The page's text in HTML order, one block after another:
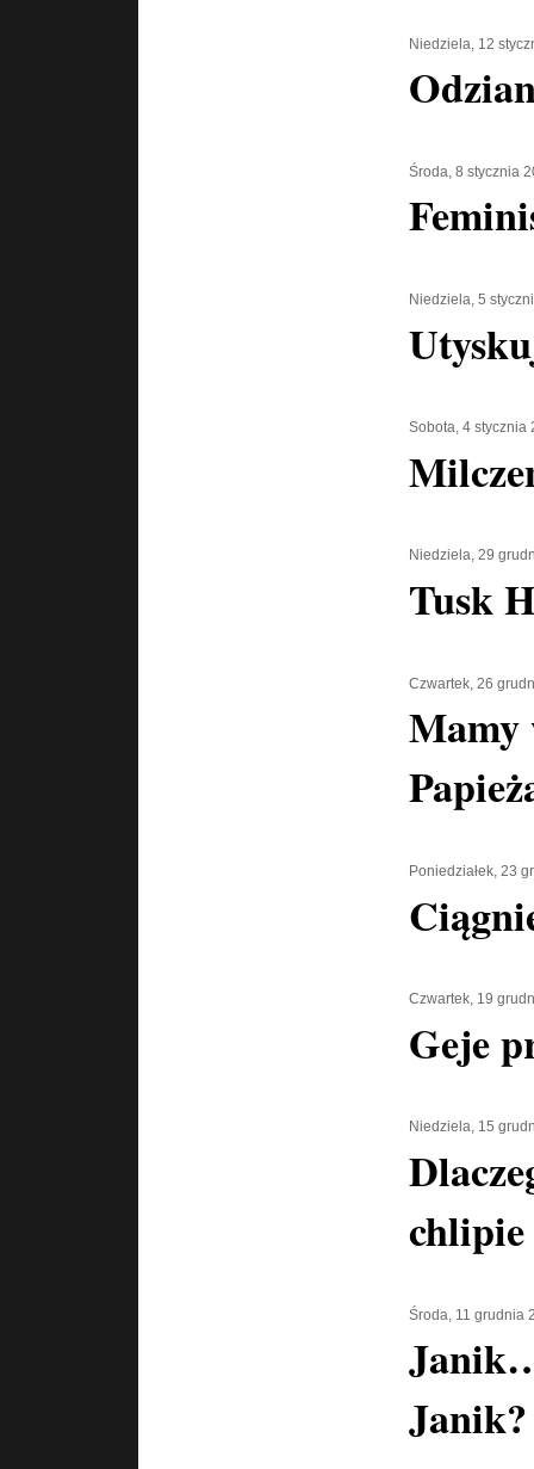
Niedziela, 12
Środa, 8 stycznia
Niedziela, 5
Sobota, 4 stycznia
Niedziela, 29
Tusk
Czwartek, 26
Mamy
Poniedziałek, 23
Czwartek, 19
Geje
Niedziela, 15
Środa, 11 grudnia
Janik?